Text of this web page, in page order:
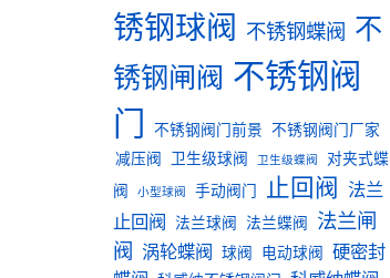
锈钢球阀
不锈钢蝶阀 不
锈钢闸阀 不锈钢阀
门
不锈钢阀门前景 不锈钢阀门厂家
减压阀
卫生级球阀 卫生级蝶阀
对夹式蝶
阀
小型球阀 手动阀门 止回阀
法兰
止回阀
法兰球阀 法兰蝶阀
法兰闸
阀 涡轮蝶阀 球阀 电动球阀
硬密封